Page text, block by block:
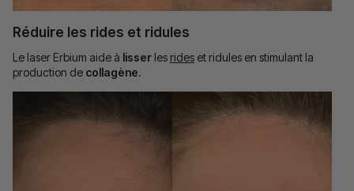
Réduire les rides et ridules
Le laser Erbium aide à lisser les rides et ridules en stimulant la
production de collagène.